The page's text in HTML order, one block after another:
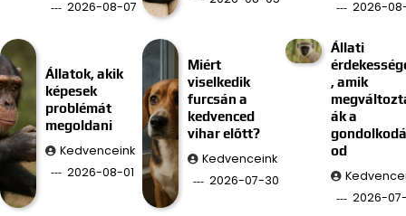
2026-08-07
2026-
Állatok, akik
képesek
problémát
megoldani
Kedvenceink
2026-08-01
Miért
viselkedik
furcsán a
kedvenced
vihar előtt?
Kedvenceink
2026-07-30
Állati
, amik
ák a
od
2026-